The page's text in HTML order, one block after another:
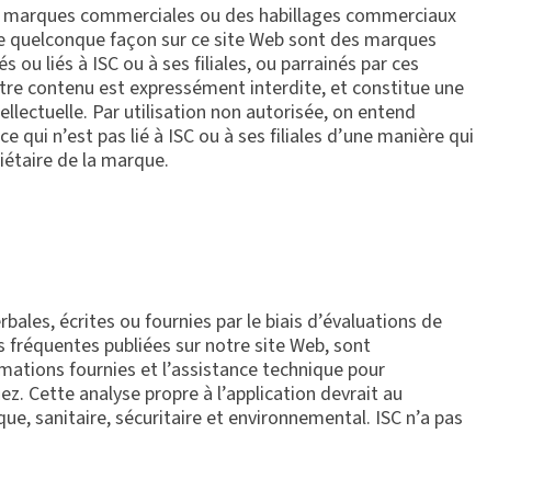
commerciales ou des habillages commerciaux
façon sur ce site Web sont des marques
liés à ISC ou à ses filiales, ou parrainés par ces
contenu est expressément interdite, et constitue une
Par utilisation non autorisée, on entend
n’est pas lié à ISC ou à ses filiales d’une manière qui
de la marque.
écrites ou fournies par le biais d’évaluations de
publiées sur notre site Web, sont
fournies et l’assistance technique pour
Cette analyse propre à l’application devrait au
sanitaire, sécuritaire et environnemental. ISC n’a pas